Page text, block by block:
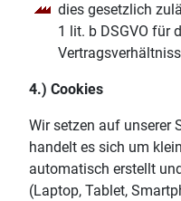
dies gesetzlich
1 lit. b DSGVO für
4.) Cookies
Wir setzen auf unserer
handelt es sich um
automatisch erstellt
(Laptop, Tablet,